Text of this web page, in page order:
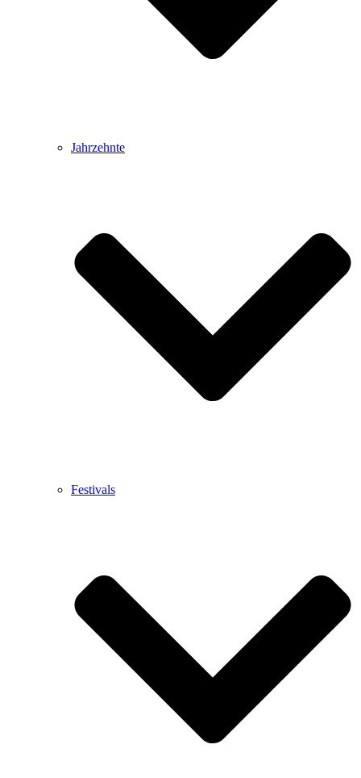
Jahrzehnte
Festivals